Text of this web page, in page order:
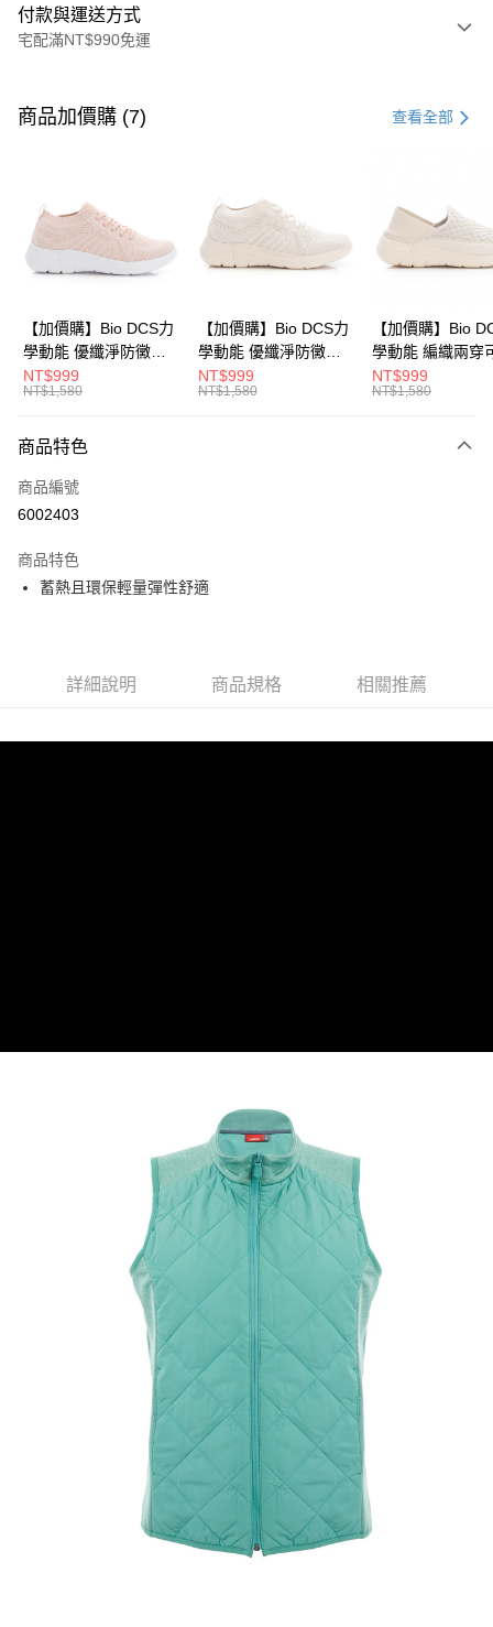
付款與運送方式
宅配滿NT$990免運
信用卡一次付款
悠遊付
Google Pay
全盈+PAY
ATM付款
宅配
每筆NT$80，滿NT$990(含以上)免運費
付款後門市自取
每筆NT$80，滿NT$699(含以上)免運費
商品加價購 (7) 查看全部
【加價購】Bio DCS力
學動能 優纖淨防黴抑
菌 休閒鞋(女
231624551)
NT$999
NT$1,580
【加價購】Bio DCS力
學動能 優纖淨防黴抑
菌 休閒鞋(女
231624541)
NT$999
NT$1,580
【加價購】Bio
學動能 編織兩穿
式後跟 輕便鞋 運
(女231624441)
NT$999
NT$1,580
商品特色
商品編號
6002403
商品特色
蓄熱且環保輕量彈性舒適
詳細說明 商品規格 相關推薦